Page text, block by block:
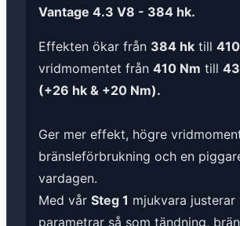
Vantage 4.3 V8 - 384 hk.
Effekten ökar från 384 hk till
vridmomentet från 410 Nm till
(+26 hk & +20 Nm).
Ger mer effekt, högre
bränsleförbrukning och en
vardagen.
Med vår Steg 1 mjukvara
parametrar så som tändning,